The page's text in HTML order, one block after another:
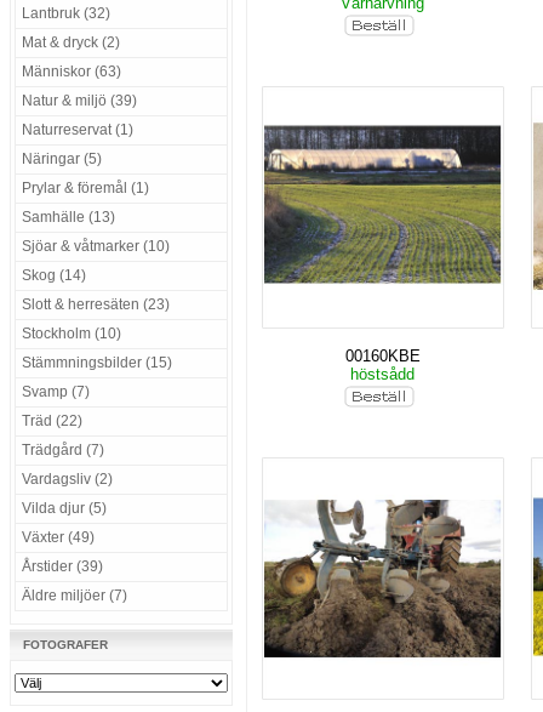
Lantbruk (32)
Mat & dryck (2)
Människor (63)
Natur & miljö (39)
Naturreservat (1)
Näringar (5)
Prylar & föremål (1)
Samhälle (13)
Sjöar & våtmarker (10)
Skog (14)
Slott & herresäten (23)
Stockholm (10)
Stämmningsbilder (15)
Svamp (7)
Träd (22)
Trädgård (7)
Vardagsliv (2)
Vilda djur (5)
Växter (49)
Årstider (39)
Äldre miljöer (7)
FOTOGRAFER
00160KBE
höstsådd